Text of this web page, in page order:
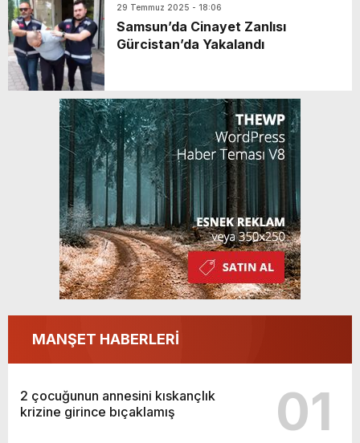
29 Temmuz 2025 - 18:06
Samsun’da Cinayet Zanlısı
Gürcistan’da Yakalandı
MANŞET HABERLERİ
2 çocuğunun annesini kıskançlık
krizine girince bıçaklamış
01